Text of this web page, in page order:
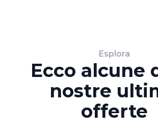
Esplora
Ecco alcune
nostre
offerte